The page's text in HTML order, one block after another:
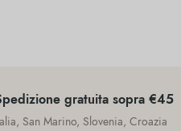
gratuita sopra €45
San Marino, Slovenia, Croazia